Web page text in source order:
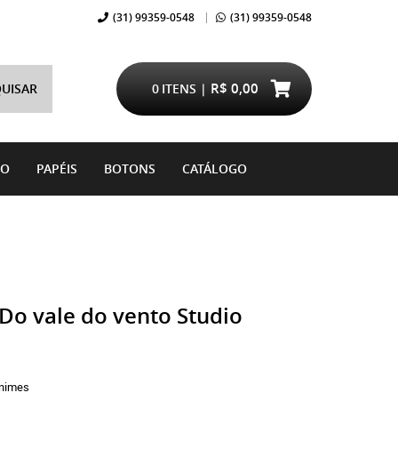
(31)99359-0548 (31)99359-0548
ITENS
0 R$ 0,00
PAPÉIS BOTONS CATÁLOGO
vale do vento Studio